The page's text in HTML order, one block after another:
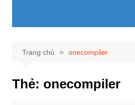
Trang chủ onecompiler
Thẻ: onecompiler